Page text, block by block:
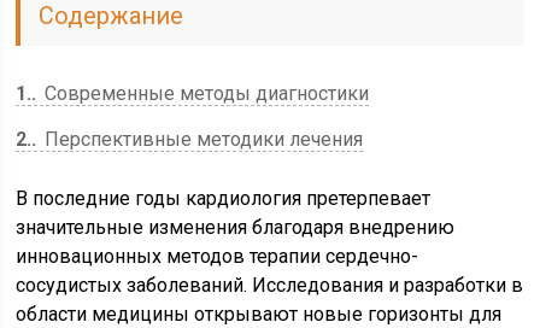
Содержание
1.
Современные методы диагностики
2.
Перспективные методики лечения
В последние годы кардиология претерпевает
значительные изменения благодаря внедрению
инновационных методов терапии сердечно-
сосудистых заболеваний. Исследования и разработки в
области медицины открывают новые горизонты для